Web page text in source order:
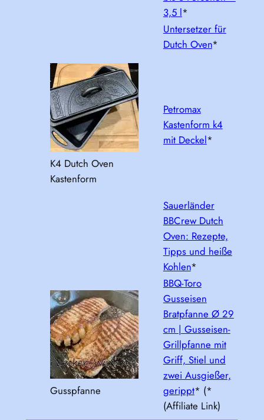
3,5 l*
Untersetzer für
Dutch Oven*
K4 Dutch Oven
Kastenform
Petromax
Kastenform k4
mit Deckel*
Sauerländer
BBCrew Dutch
Oven: Rezepte,
Tipps und heiße
Kohlen*
Gusspfanne
BBQ-Toro
Gusseisen
Bratpfanne Ø 29
cm | Gusseisen-
Grillpfanne mit
Griff, Stiel und
zwei Ausgießer,
gerippt* (*
(Affiliate Link)